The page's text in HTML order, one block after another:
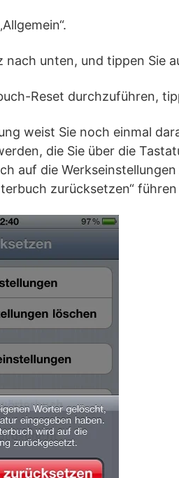
nach unten, und tippen Sie
Reset durchzuführen,
weist Sie noch einmal
die Sie über die
auf die
zurücksetzen“